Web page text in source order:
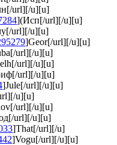
url][/u][u]
](Исп[/url][/u][u]
url][/u][u]
]Geor[/url][/u][u]
url][/u][u]
url][/u][u]
url][/u][u]
]Jule[/url][/u][u]
u][u]
url][/u][u]
url][/u][u]
]That[/url][/u]
]Vogu[/url][/u][u]